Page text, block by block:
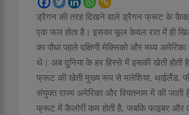
ड्रैगन की तरह दिखने वाले ड्रैगन फ्रूट के
एक फल होता है। इसका फूल केवल रात में ही
का पौधा पहले दक्षिणी मेक्सिको और मध्य
थे। अब दुनिया के हर हिस्से में इसकी खेती
फ्रूट की खेती मुख्य रूप से मलेशिया, थाईलैंड,
संयुक्त राज्य अमेरिका और वियतनाम में की
फ्रूट में कैलोरी कम होती है, जबकि फाइबर और